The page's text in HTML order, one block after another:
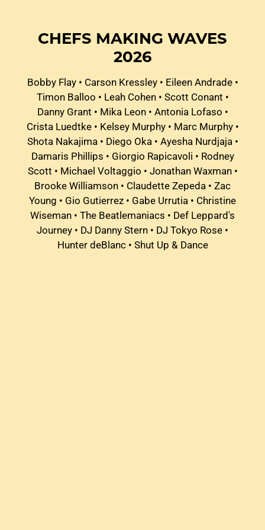
CHEFS MAKING WAVES
2026
Bobby Flay• Carson Kressley• Eileen Andrade•
Timon Balloo • Leah Cohen• Scott Conant •
Danny Grant • Mika Leon• Antonia Lofaso •
Crista Luedtke• Kelsey Murphy• Marc Murphy•
Shota Nakajima• Diego Oka• Ayesha Nurdjaja•
Damaris Phillips • Giorgio Rapicavoli • Rodney
Scott • Michael Voltaggio • Jonathan Waxman•
Brooke Williamson • Claudette Zepeda • Zac
Young • Gio Gutierrez • Gabe Urrutia • Christine
Wiseman • The Beatlemaniacs • Def Leppard's
Journey • DJ Danny Stern • DJ Tokyo Rose •
Hunter deBlanc• Shut Up & Dance